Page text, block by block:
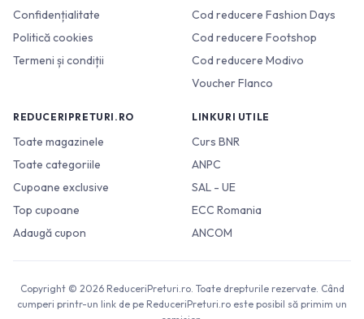
Confidențialitate
Politică cookies
Termeni și condiții
Cod reducere Fashion Days
Cod reducere Footshop
Cod reducere Modivo
Voucher Flanco
REDUCERIPRETURI.RO
Toate magazinele
Toate categoriile
Cupoane exclusive
Top cupoane
Adaugă cupon
LINKURI UTILE
Curs BNR
ANPC
SAL - UE
ECC Romania
ANCOM
Copyright © 2026 ReduceriPreturi.ro. Toate drepturile rezervate. Când
cumperi printr-un link de pe ReduceriPreturi.ro este posibil să primim un